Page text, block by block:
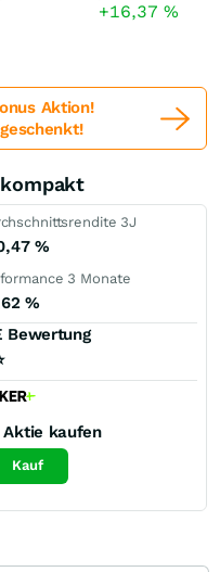
+16,37 %
Aktion!
kompakt
3J
%
3 Monate
%
Bewertung
Aktie kaufen
Kauf